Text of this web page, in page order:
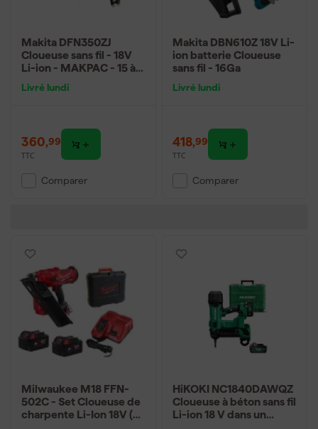
Makita DFN350ZJ
Cloueuse sans fil - 18V
Li-ion - MAKPAC - 15 à
Machine seule
Livré lundi
360,99
TTC
Comparer
Makita DBN610Z 18V Li-
ion batterie Cloueuse
sans fil - 16Ga
Livré lundi
418,99
TTC
Comparer
Milwaukee M18 FFN-
502C - Set Cloueuse de
charpente Li-Ion 18V (2x
HiKOKI NC1840DAWQZ
Cloueuse à béton sans fil
Li-ion 18 V dans un